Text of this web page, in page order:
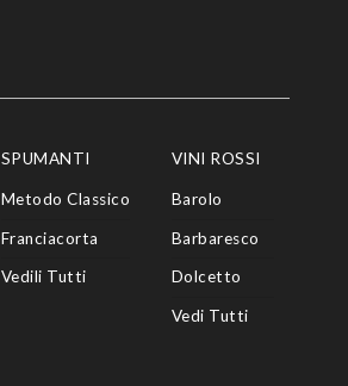
SPUMANTI
Metodo Classico
Franciacorta
Vedili Tutti
VINI ROSSI
Barolo
Barbaresco
Dolcetto
Vedi Tutti